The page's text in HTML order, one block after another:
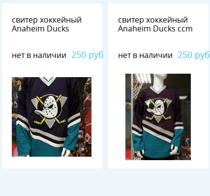
свитер хоккейный
Anaheim Ducks
нет в наличии 250 руб
свитер хоккейный
Anaheim Ducks ccm
нет в наличии 250 руб